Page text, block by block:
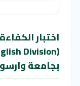
اختبار
بجامعة